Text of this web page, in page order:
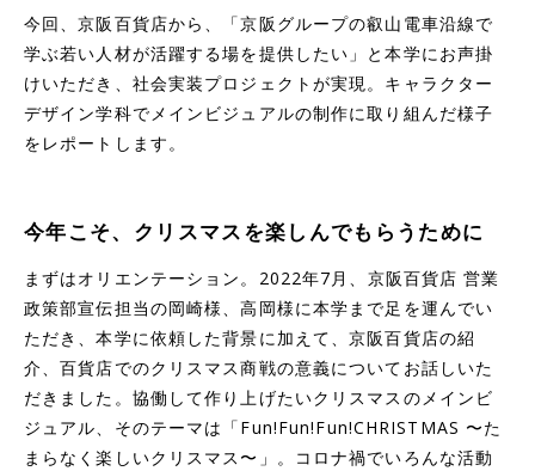
今回、京阪百貨店から、「京阪グループの叡⼭電⾞沿線で
学ぶ若い⼈材が活躍する場を提供したい」と本学にお声掛
けいただき、社会実装プロジェクトが実現。キャラクター
デザイン学科でメインビジュアルの制作に取り組んだ様子
をレポートします。
今年こそ、クリスマスを楽しんでもらうために
まずはオリエンテーション。2022年7月、京阪百貨店 営業
政策部宣伝担当の岡崎様、高岡様に本学まで足を運んでい
ただき、本学に依頼した背景に加えて、京阪百貨店の紹
介、百貨店でのクリスマス商戦の意義についてお話しいた
だきました。協働して作り上げたいクリスマスのメインビ
ジュアル、そのテーマは「Fun!Fun!Fun!CHRISTMAS 〜た
まらなく楽しいクリスマス〜」。コロナ禍でいろんな活動